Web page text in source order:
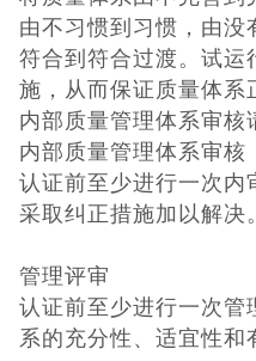
由不习惯到习惯，由没
符合到符合过渡。试运
施，从而保证质量体系
内部质量管理体系审核
内部质量管理体系审核
认证前至少进行一次内
采取纠正措施加以解决。
管理评审
认证前至少进行一次管
系的充分性、适宜性和